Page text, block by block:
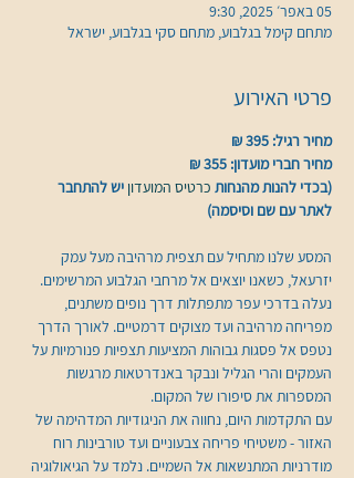
05 באפר׳ 2025, 9:30
מתחם קימל בגלבוע, מתחם סקי בגלבוע, ישראל
פרטי האירוע
מחיר רגיל: 395 ₪
מחיר חברי מועדון: 355 ₪
(בכדי להנות מהנחות כרטיס המועדון יש להתחבר
לאתר עם שם וסיסמה)
המסע שלנו מתחיל עם תצפית מרהיבה מעל עמק
יזרעאל, כשאנו יוצאים אל מרחבי הגלבוע המרשימים.
נעלה בדרכי עפר מתפתלות דרך נופים משתנים,
מפריחה מרהיבה ועד מצוקים דרמטיים. לאורך הדרך
נטפס אל פסגות גבוהות המציעות תצפיות פנורמיות על
העמקים והרי הגליל ונבקר באנדרטאות מרגשות
המספרות את סיפורו של המקום.
עם התקדמות היום, נחווה את הניגודיות המדהימה של
האזור - משטיחי פריחה צבעוניים ועד טורבינות רוח
מודרניות המתנשאות אל השמיים. נלמד על הגיאולוגיה